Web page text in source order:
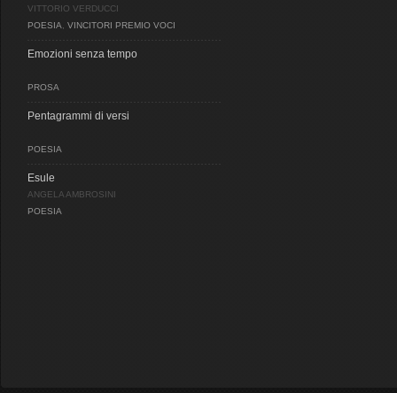
VITTORIO VERDUCCI
POESIA
VINCITORI PREMIO VOCI
Emozioni senza tempo
PROSA
Pentagrammi di versi
POESIA
Esule
ANGELA AMBROSINI
POESIA